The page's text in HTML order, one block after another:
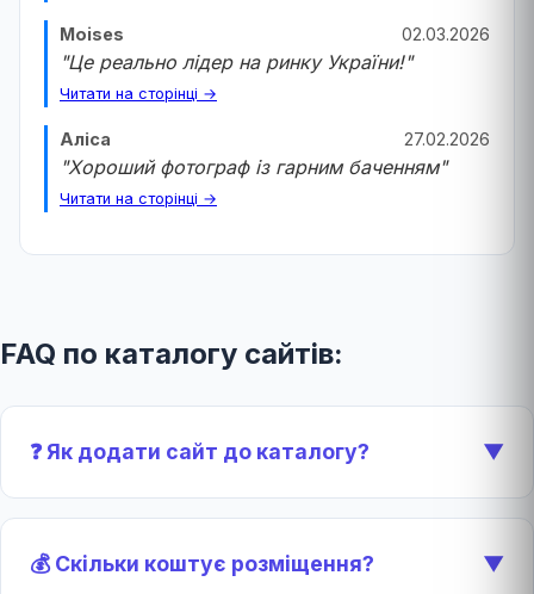
Moises 02.03.2026
"Це реально лідер на ринку України!"
Читати на сторінці →
Аліса 27.02.2026
"Хороший фотограф із гарним баченням"
Читати на сторінці →
FAQ по каталогу сайтів:
❓ Як додати сайт до каталогу? ▼
💰 Скільки коштує розміщення? ▼